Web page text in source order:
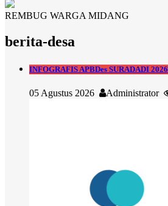
REMBUG WARGA MIDANG
berita-desa
INFOGRAFIS APBDes SURADADI 2026
05 Agustus 2026 Administrator